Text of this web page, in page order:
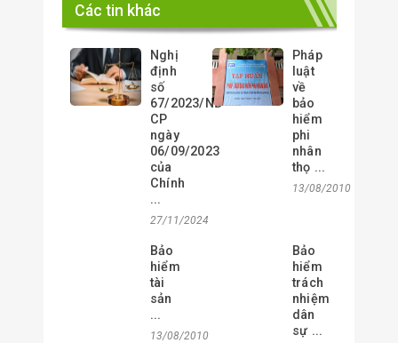
Các tin khác
Nghị
định
số
67/2023/NĐ-
CP
ngày
06/09/2023
của
Chính
...
27/11/2024
Pháp
luật
về
bảo
hiểm
phi
nhân
thọ ...
13/08/2010
Bảo
hiểm
tài
sản
...
13/08/2010
Bảo
hiểm
trách
nhiệm
dân
sự ...